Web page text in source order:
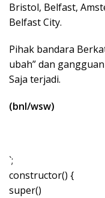
Bristol, Belfast,
Belfast City.
Pihak bandara
ubah” dan
Saja terjadi.
(bnl/wsw)
`;
constructor() {
super()